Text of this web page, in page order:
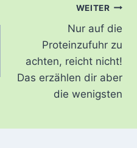
WEITER
Nur auf die
Proteinzufuhr zu
achten, reicht nicht!
Das erzählen dir aber
die wenigsten